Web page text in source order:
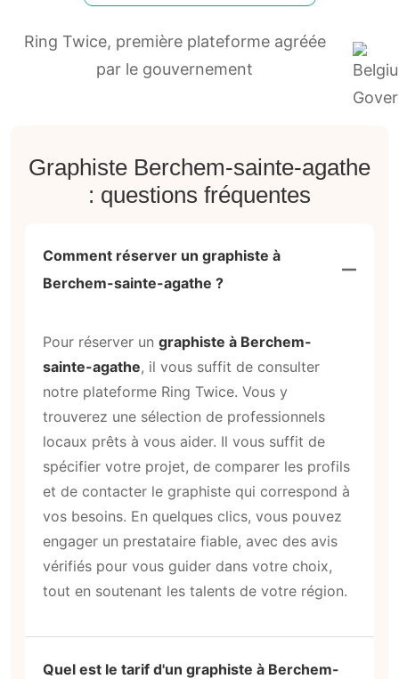
Ring Twice, première plateforme agréée
par le gouvernement
Graphiste Berchem-sainte-agathe
: questions fréquentes
Comment réserver un graphiste à
Berchem-sainte-agathe ?
Pour réserver un graphiste à Berchem-
sainte-agathe, il vous suffit de consulter
notre plateforme Ring Twice. Vous y
trouverez une sélection de professionnels
locaux prêts à vous aider. Il vous suffit de
spécifier votre projet, de comparer les profils
et de contacter le graphiste qui correspond à
vos besoins. En quelques clics, vous pouvez
engager un prestataire fiable, avec des avis
vérifiés pour vous guider dans votre choix,
tout en soutenant les talents de votre région.
Quel est le tarif d'un graphiste à Berchem-